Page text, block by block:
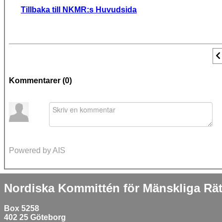
Tillbaka till NKMR:s Huvudsida
Kommentarer (0)
Powered by AIS
Nordiska Kommittén för Mänskliga
Box 5258
402 25 Göteborg